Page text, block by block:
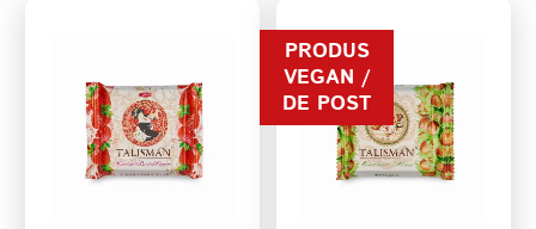
PRODUS
VEGAN /
DE POST